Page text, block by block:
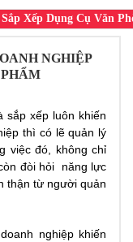
Xếp Dụng Cụ Văn
NGHIỆP
sắp xếp luôn khiến
thì có lẽ quản lý
việc đó, không chỉ
đòi hỏi năng lực
thận từ người quản
nghiệp khiến